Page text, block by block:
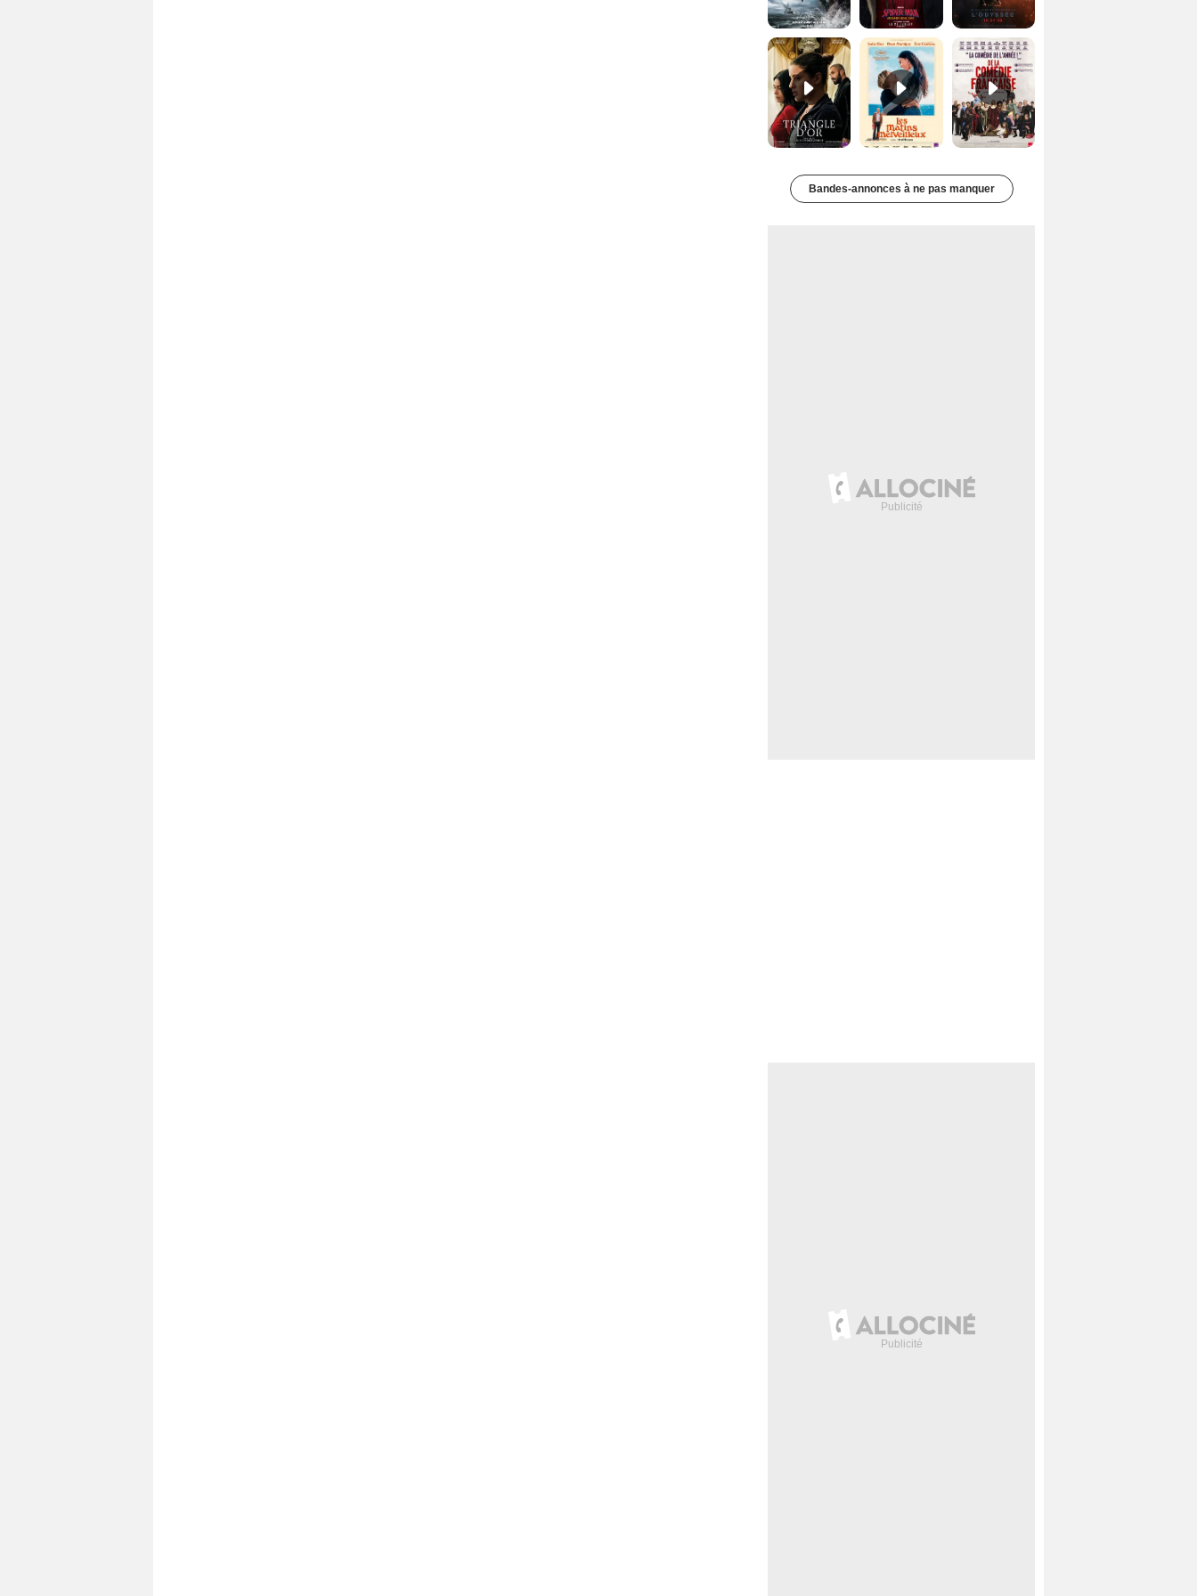
Le Triangle d'or Bande-annonce VF De la Comédie-Française Teaser VF
Bandes-annonces à ne pas manquer